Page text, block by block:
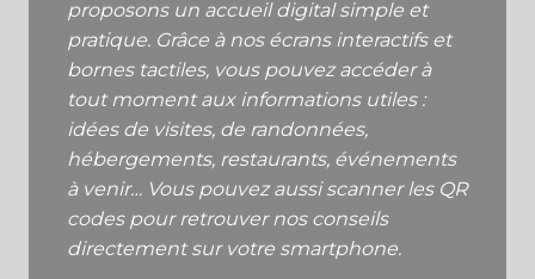
proposons un accueil digital simple et
pratique. Grâce à nos écrans interactifs et
bornes tactiles, vous pouvez accéder à
tout moment aux informations utiles :
idées de visites, de randonnées,
hébergements, restaurants, événements
à venir… Vous pouvez aussi scanner les QR
codes pour retrouver nos conseils
directement sur votre smartphone.